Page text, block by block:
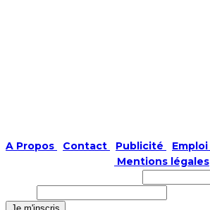
A Propos Contact Publicité Emploi
Mentions légales